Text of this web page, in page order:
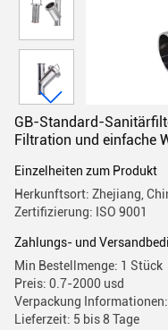
GB-Standard-
Filtration und einfache
Einzelheiten zum Produkt
Herkunftsort: Zhejiang,
Zertifizierung: ISO 9001
Zahlungs- und
Min Bestellmenge: 1 Stück
Preis: 0.7-2000 usd
Verpackung
Lieferzeit: 5 bis 8 Tage